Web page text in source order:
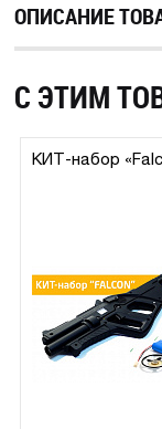
ОПИСАНИЕ
С ЭТИМ
КИТ-набор